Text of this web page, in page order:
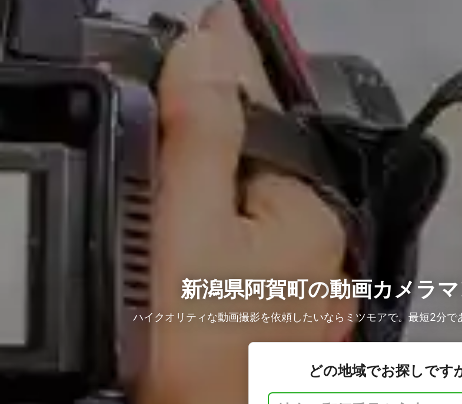
新潟県阿賀町の動画カメラ
ハイクオリティな動画撮影を依頼したいならミツモアで。最短2分で
どの地域でお探しです